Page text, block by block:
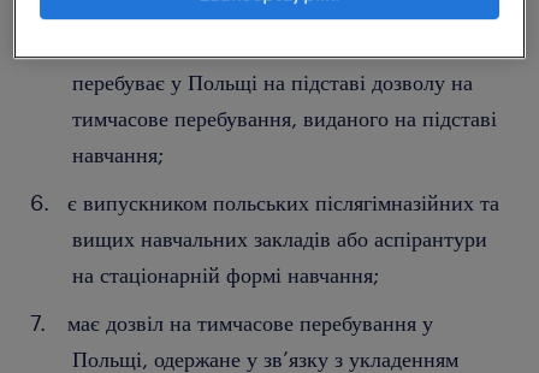
перебуває у Польщі на підставі дозволу на
тимчасове перебування, виданого на підставі
навчання;
є випускником польських післягімназійних та
вищих навчальних закладів або аспірантури
на стаціонарній формі навчання;
має дозвіл на тимчасове перебування у
Польщі, одержане у зв’язку з укладенням